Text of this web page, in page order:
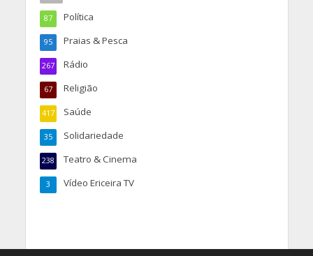
Política
87
Praias & Pesca
95
Rádio
267
Religião
67
Saúde
417
Solidariedade
35
Teatro & Cinema
238
Vídeo Ericeira TV
3